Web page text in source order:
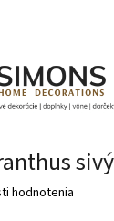
hodnotenia